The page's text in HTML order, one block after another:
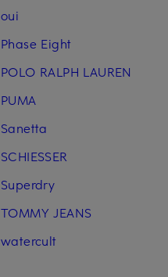
oui
Phase Eight
POLO RALPH LAUREN
PUMA
Sanetta
SCHIESSER
Superdry
TOMMY JEANS
watercult